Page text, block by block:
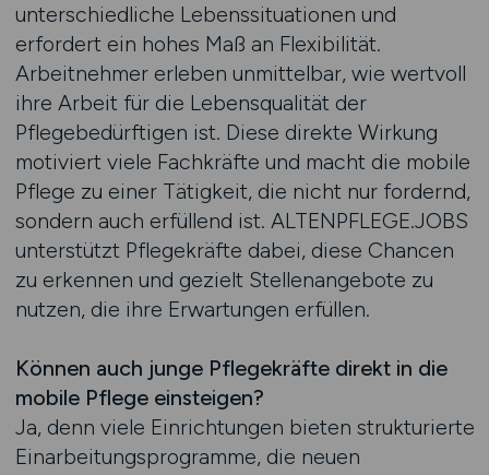
unterschiedliche Lebenssituationen und
erfordert ein hohes Maß an Flexibilität.
Arbeitnehmer erleben unmittelbar, wie wertvoll
ihre Arbeit für die Lebensqualität der
Pflegebedürftigen ist. Diese direkte Wirkung
motiviert viele Fachkräfte und macht die mobile
Pflege zu einer Tätigkeit, die nicht nur fordernd,
sondern auch erfüllend ist. ALTENPFLEGE.JOBS
unterstützt Pflegekräfte dabei, diese Chancen
zu erkennen und gezielt Stellenangebote zu
nutzen, die ihre Erwartungen erfüllen.
Können auch junge Pflegekräfte direkt in die
mobile Pflege einsteigen?
Ja, denn viele Einrichtungen bieten strukturierte
Einarbeitungsprogramme, die neuen